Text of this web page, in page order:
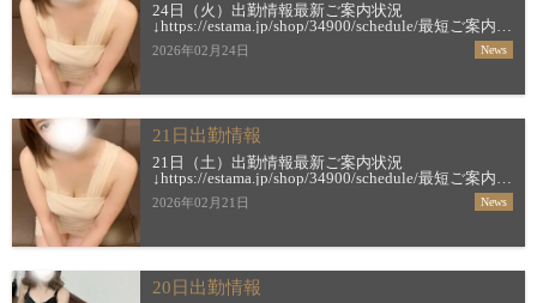
24日（火）出勤情報最新ご案内状況
↓https://estama.jp/shop/34900/schedule/最短ご案内時
間＆お店からの新着メッセージ
↓https://estama.jp/shop/34900/【すすき […]
2026年02月24日 News
21日出勤情報
21日（土）出勤情報最新ご案内状況
↓https://estama.jp/shop/34900/schedule/最短ご案内時
間＆お店からの新着メッセージ
↓https://estama.jp/shop/34900/【すすき […]
2026年02月21日 News
20日出勤情報